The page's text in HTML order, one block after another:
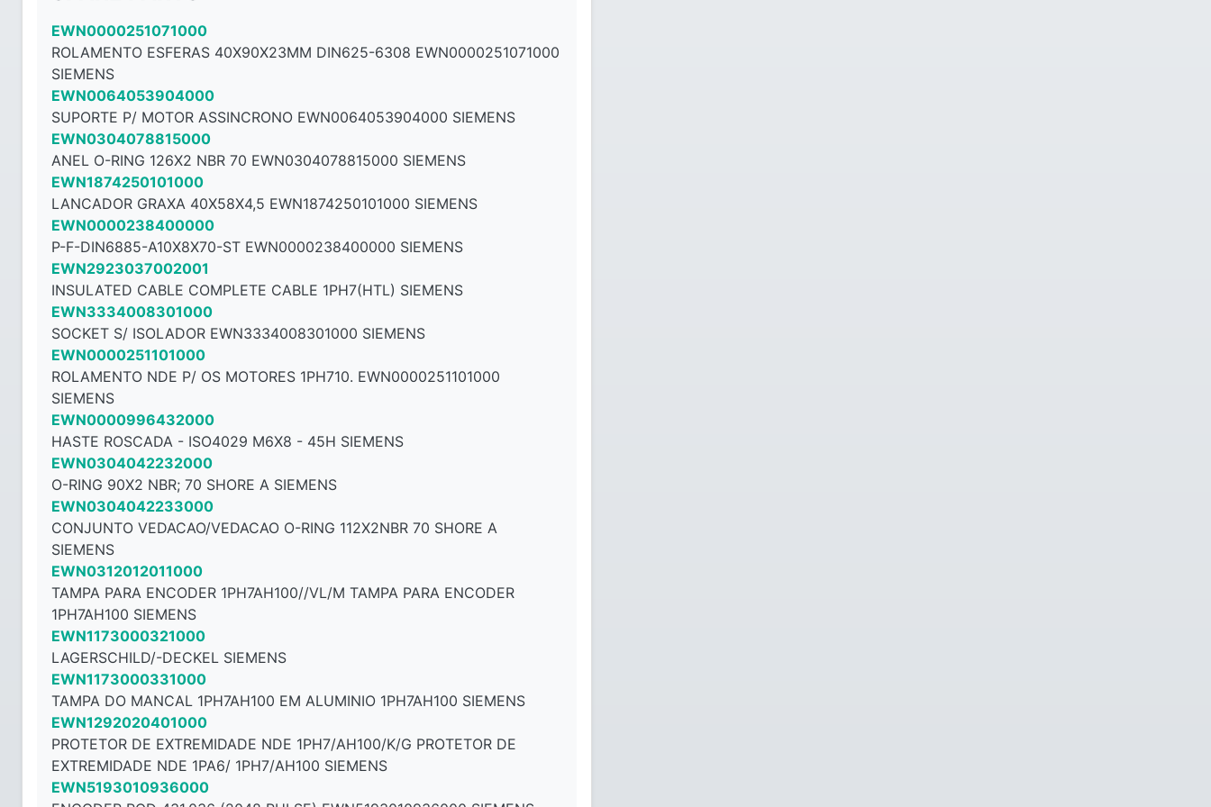
EWN0000251071000
ROLAMENTO ESFERAS 40X90X23MM DIN625-6308 EWN0000251071000
SIEMENS
EWN0064053904000
SUPORTE P/ MOTOR ASSINCRONO EWN0064053904000 SIEMENS
EWN0304078815000
ANEL O-RING 126X2 NBR 70 EWN0304078815000 SIEMENS
EWN1874250101000
LANCADOR GRAXA 40X58X4,5 EWN1874250101000 SIEMENS
EWN0000238400000
P-F-DIN6885-A10X8X70-ST EWN0000238400000 SIEMENS
EWN2923037002001
INSULATED CABLE COMPLETE CABLE 1PH7(HTL) SIEMENS
EWN3334008301000
SOCKET S/ ISOLADOR EWN3334008301000 SIEMENS
EWN0000251101000
ROLAMENTO NDE P/ OS MOTORES 1PH710. EWN0000251101000
SIEMENS
EWN0000996432000
HASTE ROSCADA - ISO4029 M6X8 - ​​45H SIEMENS
EWN0304042232000
O-RING 90X2 NBR; 70 SHORE A SIEMENS
EWN0304042233000
CONJUNTO VEDACAO/VEDACAO O-RING 112X2NBR 70 SHORE A
SIEMENS
EWN0312012011000
TAMPA PARA ENCODER 1PH7AH100//VL/M TAMPA PARA ENCODER
1PH7AH100 SIEMENS
EWN1173000321000
LAGERSCHILD/-DECKEL SIEMENS
EWN1173000331000
TAMPA DO MANCAL 1PH7AH100 EM ALUMINIO 1PH7AH100 SIEMENS
EWN1292020401000
PROTETOR DE EXTREMIDADE NDE 1PH7/AH100/K/G PROTETOR DE
EXTREMIDADE NDE 1PA6/ 1PH7/AH100 SIEMENS
EWN5193010936000